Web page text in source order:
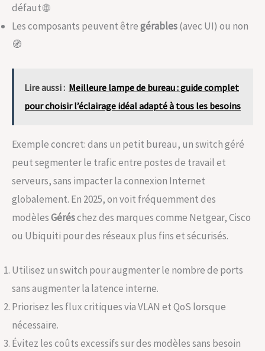
défaut 🌐
Les composants peuvent êtregérables(avec UI) ou non
🧭
Lire aussi : Meilleure lampe de bureau : guide complet
pour choisir l’éclairage idéal adapté à tous les besoins
Exemple concret: dans un petit bureau, un switch géré
peut segmenter le trafic entre postes de travail et
serveurs, sans impacter la connexion Internet
globalement. En 2025, on voit fréquemment des
modèlesGéréschez des marques comme Netgear, Cisco
ou Ubiquiti pour des réseaux plus fins et sécurisés.
Utilisez un switch pour augmenter le nombre de ports
sans augmenter la latence interne.
Priorisez les flux critiques via VLAN et QoS lorsque
nécessaire.
Évitez les coûts excessifs sur des modèles sans besoin